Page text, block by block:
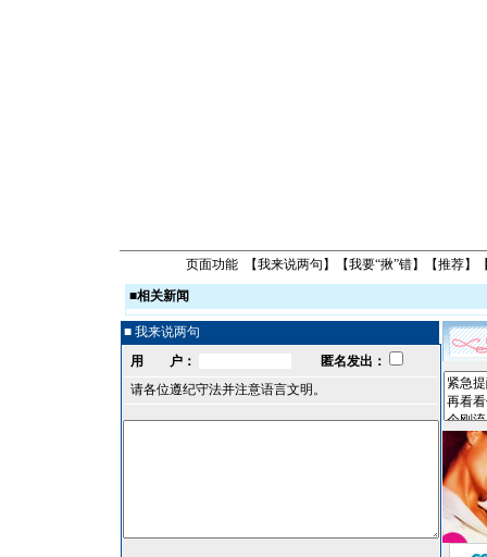
页面功能 【我来说两句 】【我要“揪”错】【推荐】
■相关新闻
■ 我来说两句
用 户：
匿名发出：
请各位遵纪守法并注意语言文明。